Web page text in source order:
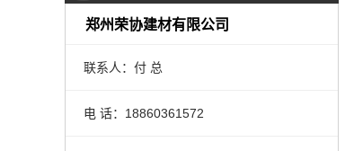
郑州荣协建材有限公司
联系人：付 总
电 话：18860361572